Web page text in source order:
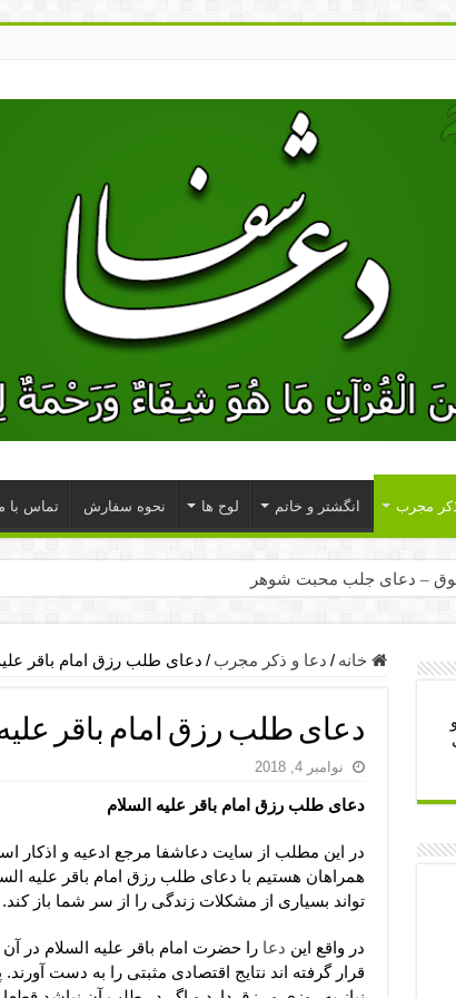
مجرب انگشتر و خاتم لوح ها نحوه سفارش تماس با
– دعای جلب محبت شوهر
– دعای یا من اظهر الجمیل برای حاجت
آن ها – ذکر مخصوص مستجاب الدعوه شدن
– دعای ترس و بی خوابی کودکان
دعای رفع مشکلات و طلب حاجت
– آیه‌ جلب ثروت و برکت مال
چشم زخم – دعای چشم زخم ماشاالله
برای آرامش قلب و رفع اضطراب
خانه / دعا و ذکر مجرب / دعای طلب رزق امام باقر
دعای طلب رزق امام باقر
نوامبر 4, 2018
دعای طلب رزق امام باقر علیه السلام
در این مطلب از سایت دعاشفا مرجع ادعیه و اذکار
همراهان هستیم با دعای طلب رزق امام باقر علیه
تواند بسیاری از مشکلات زندگی را از سر شما باز کند.
در واقع این دعا را حضرت امام باقر علیه السلام در
قرار گرفته اند نتایج اقتصادی مثبتی را به دست